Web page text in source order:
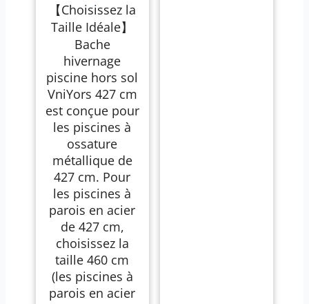
420D éPais Bache
Piscine Hivernage,
Coupe-Vent et
RéSistant aux
DéChirures BâChe
Hivernage Piscine
Hors Sol
【Choisissez la
Taille Idéale】
Bache
hivernage
piscine hors sol
VniYors 427 cm
est conçue pour
les piscines à
ossature
métallique de
427 cm. Pour
les piscines à
parois en acier
de 427 cm,
choisissez la
taille 460 cm
(les piscines à
parois en acier